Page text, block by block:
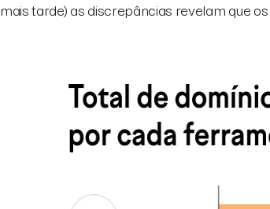
mais tarde) as discrepâncias revelam que